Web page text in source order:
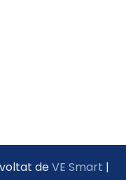
deVE Smart |